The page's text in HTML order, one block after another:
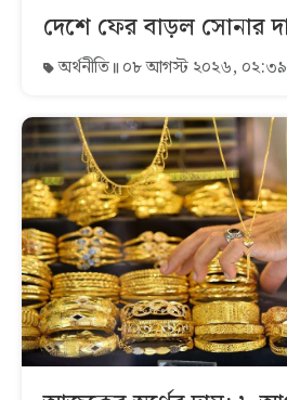
দেশে ফের বাড়ল সোনার
অর্থনীতি ০৮ আগস্ট ২০২৬,